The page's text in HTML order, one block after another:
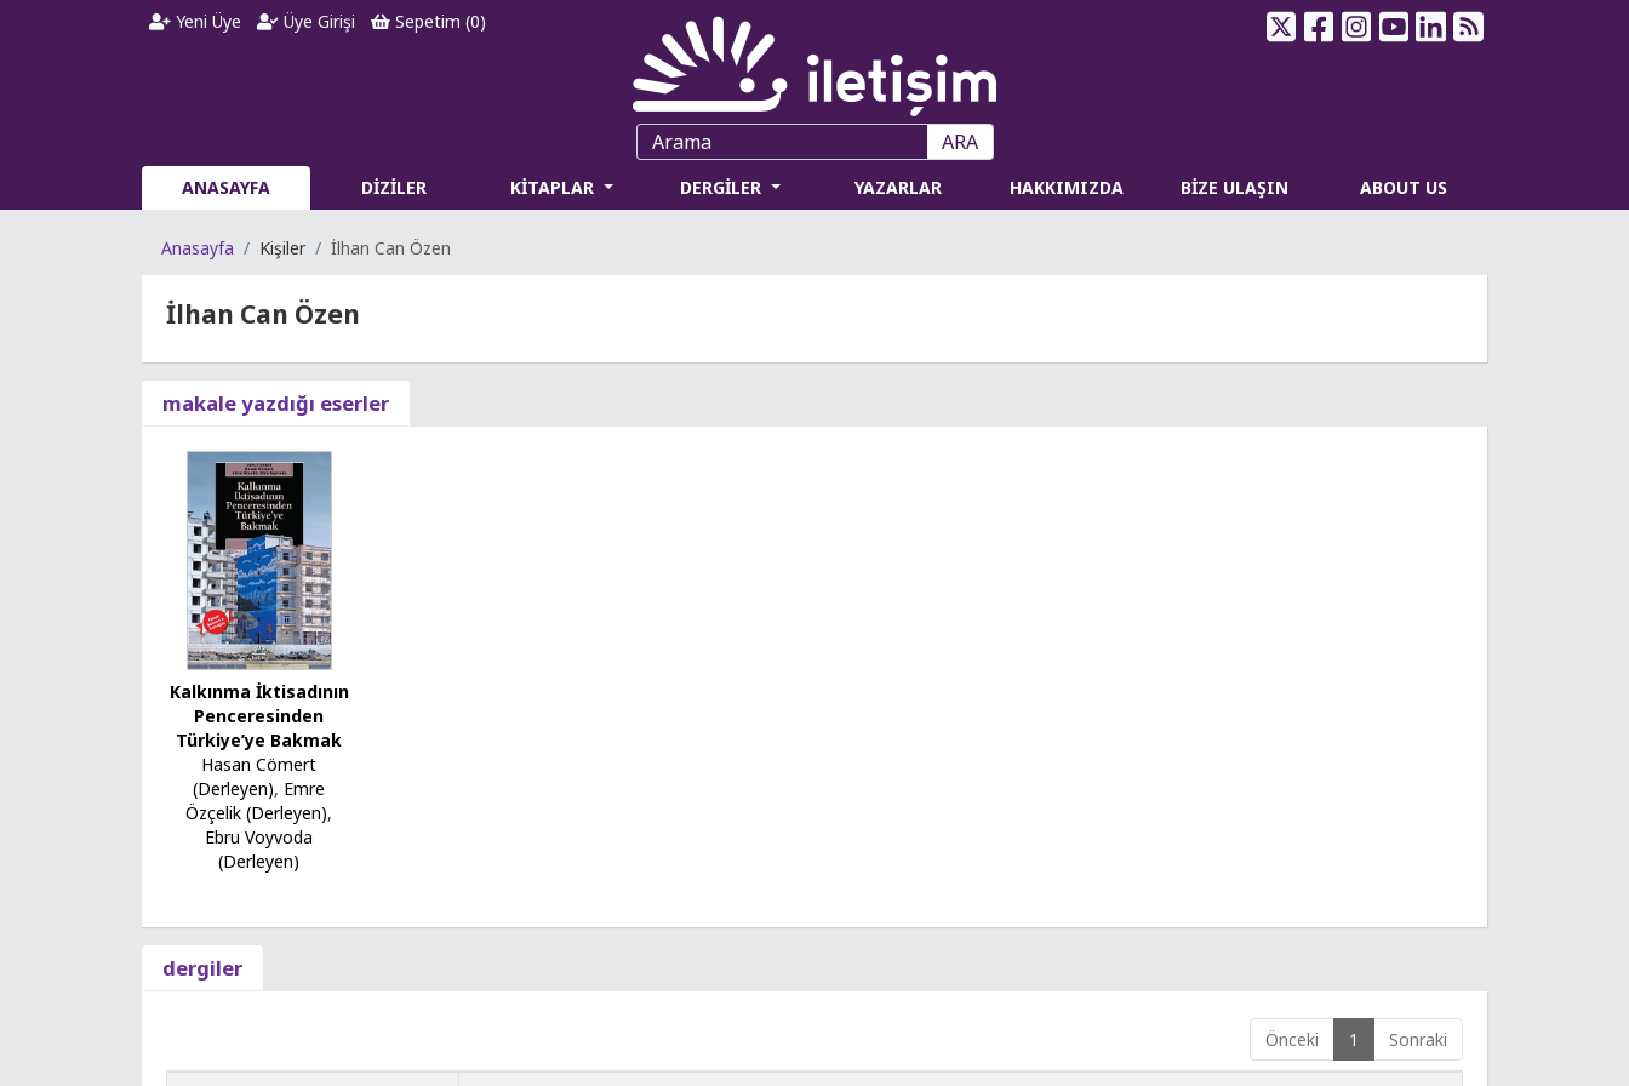
Yeni Üye Üye Girişi Sepetim (0)
ARA
ANASAYFA DİZİLER KİTAPLAR DERGİLER YAZARLAR HAKKIMIZDA BİZE ULAŞIN ABOUT US
Anasayfa Kişiler İlhan Can Özen
İlhan Can Özen
makale yazdığı eserler
Kalkınma İktisadının
Penceresinden
Türkiye’ye Bakmak
Hasan Cömert
(Derleyen), Emre
Özçelik (Derleyen),
Ebru Voyvoda
(Derleyen)
dergiler
Önceki 1 Sonraki